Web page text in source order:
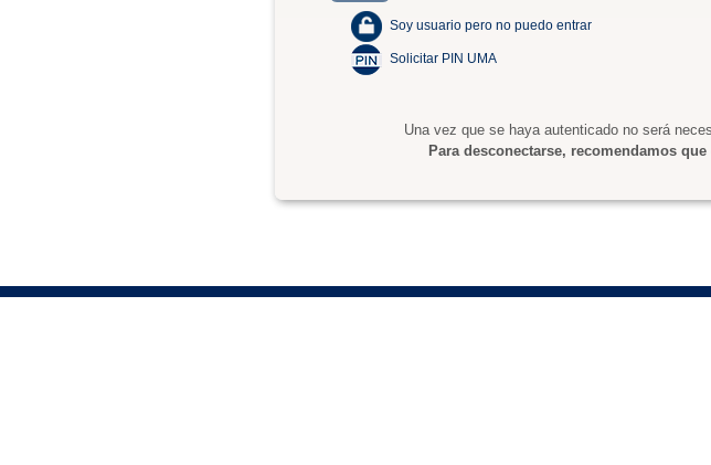
Soy usuario pero no puedo entrar
Solicitar PIN UMA
Una vez que se haya autenticado no será
Para desconectarse, recomendamos